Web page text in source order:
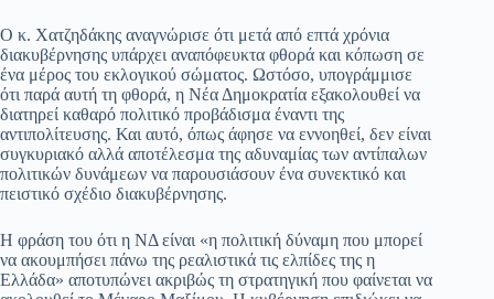
Ο κ. Χατζηδάκης αναγνώρισε ότι μετά από επτά χρόνια
διακυβέρνησης υπάρχει αναπόφευκτα φθορά και κόπωση σε
ένα μέρος του εκλογικού σώματος. Ωστόσο, υπογράμμισε
ότι παρά αυτή τη φθορά, η Νέα Δημοκρατία εξακολουθεί να
διατηρεί καθαρό πολιτικό προβάδισμα έναντι της
αντιπολίτευσης. Και αυτό, όπως άφησε να εννοηθεί, δεν είναι
συγκυριακό αλλά αποτέλεσμα της αδυναμίας των αντίπαλων
πολιτικών δυνάμεων να παρουσιάσουν ένα συνεκτικό και
πειστικό σχέδιο διακυβέρνησης.
Η φράση του ότι η ΝΔ είναι «η πολιτική δύναμη που μπορεί
να ακουμπήσει πάνω της ρεαλιστικά τις ελπίδες της η
Ελλάδα» αποτυπώνει ακριβώς τη στρατηγική που φαίνεται να